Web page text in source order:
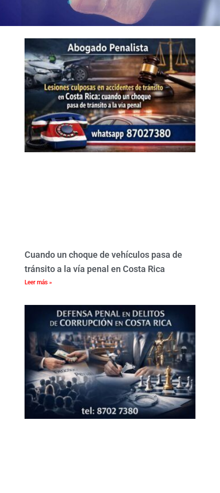
Cuando un choque de vehículos pasa de
tránsito a la vía penal en Costa Rica
Leer más »
PagePagePagePagePage